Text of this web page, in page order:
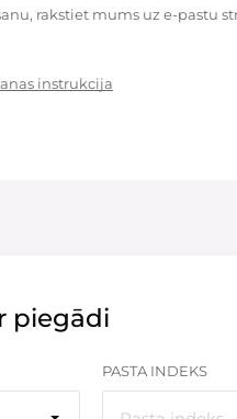
rakstiet mums uz e-pastu
instrukcija
piegādi
PASTA INDEKS